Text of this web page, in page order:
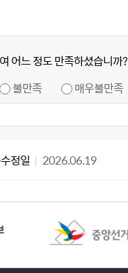
어느 정도 만족하셨습니까?
불만족 매우불만족
정일 2026.06.19